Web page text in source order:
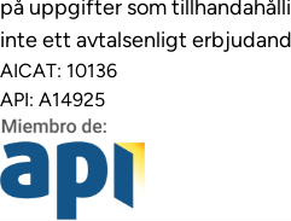
på uppgifter som
inte ett avtalsenligt
AICAT: 10136
API: A14925